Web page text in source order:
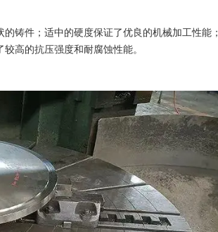
铸件；适中的硬度保证了优良的机械加工性能；
高的抗压强度和耐腐蚀性能。